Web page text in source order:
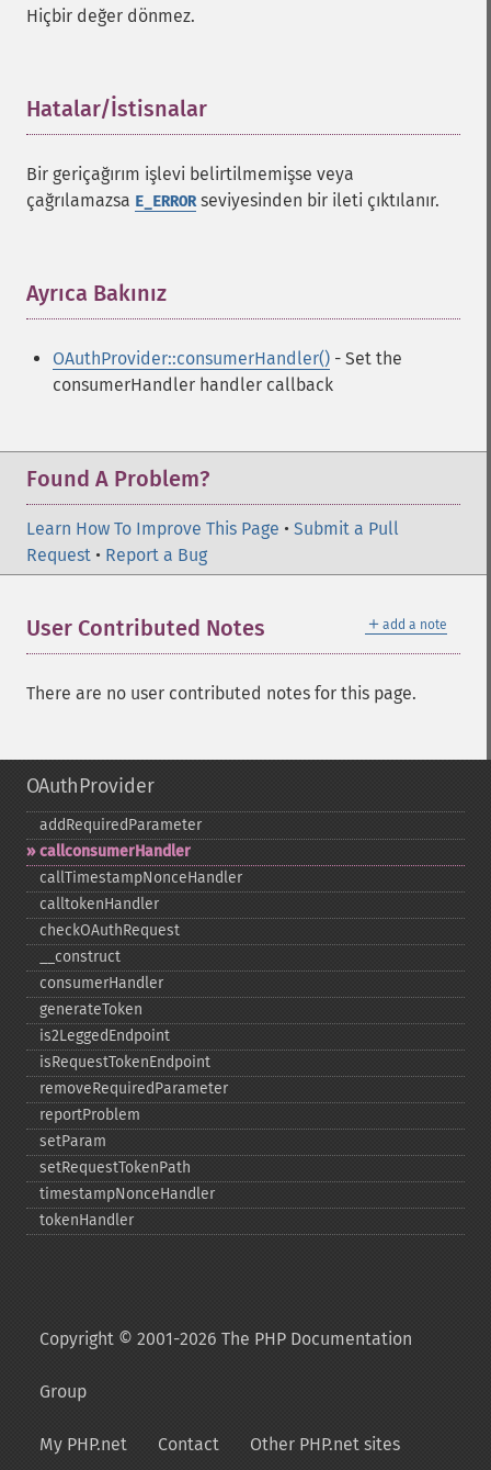
Hiçbir değer dönmez.
Hatalar/İstisnalar
Bir geriçağırım işlevi belirtilmemişse veya
çağrılamazsa E_ERRORseviyesinden bir ileti çıktılanır.
Ayrıca Bakınız
OAuthProvider::consumerHandler() - Set the
consumerHandler handler callback
Found A Problem?
Learn How To Improve This Page • Submit a Pull
Request • Report a Bug
＋ add a note
User Contributed Notes
There are no user contributed notes for this page.
OAuthProvider
addRequiredParameter
callconsumerHandler
callTimestampNonceHandler
calltokenHandler
checkOAuthRequest
_​_​construct
consumerHandler
generateToken
is2LeggedEndpoint
isRequestTokenEndpoint
removeRequiredParameter
reportProblem
setParam
setRequestTokenPath
timestampNonceHandler
tokenHandler
Copyright © 2001-2026 The PHP Documentation
Group
My PHP.net Contact Other PHP.net sites